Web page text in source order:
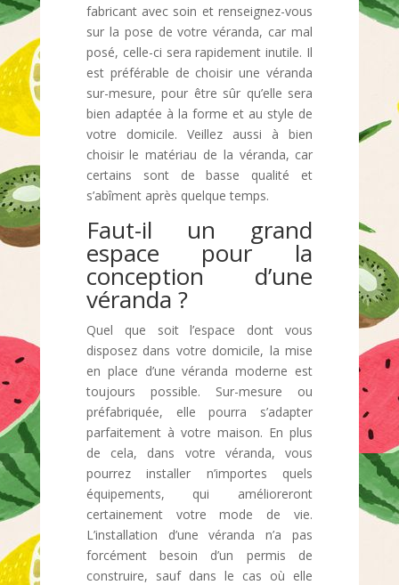
fabricant avec soin et renseignez-vous
sur la pose de votre véranda, car mal
posé, celle-ci sera rapidement inutile. Il
est préférable de choisir une véranda
sur-mesure, pour être sûr qu’elle sera
bien adaptée à la forme et au style de
votre domicile. Veillez aussi à bien
choisir le matériau de la véranda, car
certains sont de basse qualité et
s’abîment après quelque temps.
Faut-il un grand
espace pour la
conception d’une
véranda ?
Quel que soit l’espace dont vous
disposez dans votre domicile, la mise
en place d’une véranda moderne est
toujours possible. Sur-mesure ou
préfabriquée, elle pourra s’adapter
parfaitement à votre maison. En plus
de cela, dans votre véranda, vous
pourrez installer n’importes quels
équipements, qui amélioreront
certainement votre mode de vie.
L’installation d’une véranda n’a pas
forcément besoin d’un permis de
construire, sauf dans le cas où elle